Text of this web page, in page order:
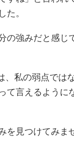
た。
の強みだと感じ
、私の弱点では
て言えるように
を見つけてみま